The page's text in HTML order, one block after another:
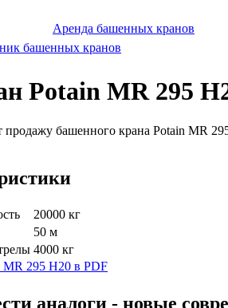
Аренда башенных кранов
башенных кранов
Potain MR 295
башенного крана Potain MR
20000 кг
50 м
4000 кг
295 H20 в PDF
аналоги - новые